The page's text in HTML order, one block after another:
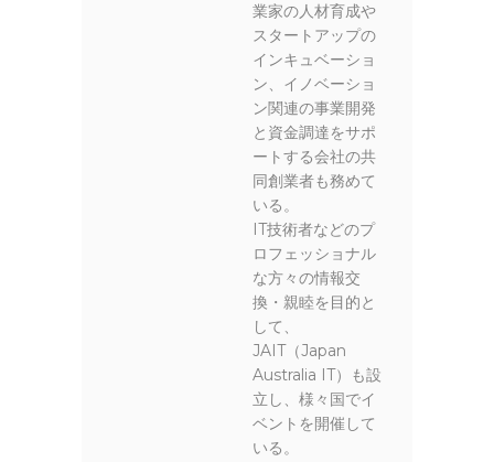
業家の人材育成や
スタートアップの
インキュベーショ
ン、イノベーショ
ン関連の事業開発
と資金調達をサポ
ートする会社の共
同創業者も務めて
いる。
IT技術者などのプ
ロフェッショナル
な方々の情報交
換・親睦を目的と
して、
JAIT（Japan
Australia IT）も設
立し、様々国でイ
ベントを開催して
いる。